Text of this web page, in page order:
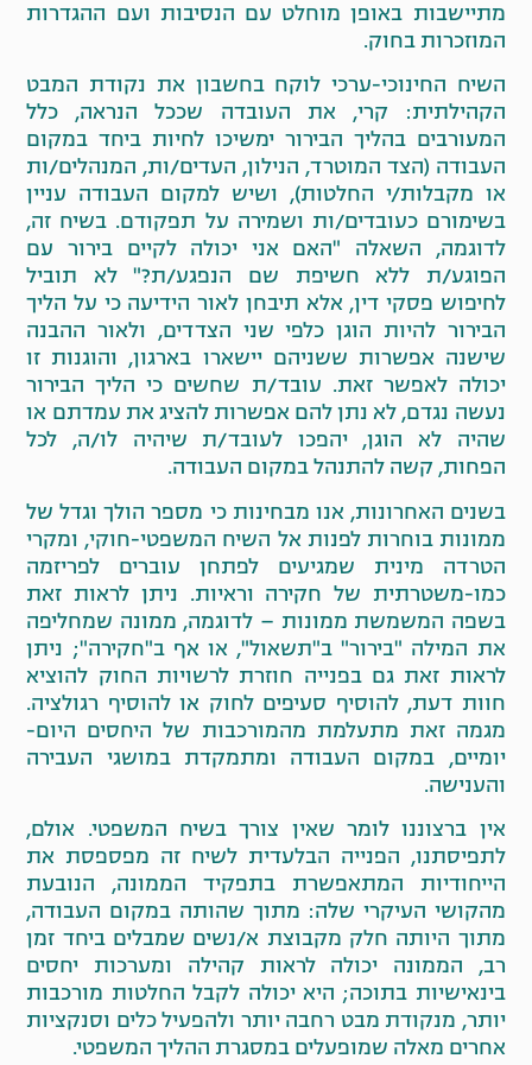
מתיישבות באופן מוחלט עם הנסיבות ועם ההגדרות
המוזכרות בחוק.
השיח החינוכי-ערכי לוקח בחשבון את נקודת המבט
הקהילתית: קרי, את העובדה שככל הנראה, כלל
המעורבים בהליך הבירור ימשיכו לחיות ביחד במקום
העבודה (הצד המוטרד, הנילון, העדים/ות, המנהלים/ות
או מקבלות/י החלטות), ושיש למקום העבודה עניין
בשימורם כעובדים/ות ושמירה על תפקודם. בשיח זה,
לדוגמה, השאלה "האם אני יכולה לקיים בירור עם
הפוגע/ת ללא חשיפת שם הנפגע/ת?" לא תוביל
לחיפוש פסקי דין, אלא תיבחן לאור הידיעה כי על הליך
הבירור להיות הוגן כלפי שני הצדדים, ולאור ההבנה
שישנה אפשרות ששניהם יישארו בארגון, והוגנות זו
יכולה לאפשר זאת. עובד/ת שחשים כי הליך הבירור
נעשה נגדם, לא נתן להם אפשרות להציג את עמדתם או
שהיה לא הוגן, יהפכו לעובד/ת שיהיה לו/ה, לכל
הפחות, קשה להתנהל במקום העבודה.
בשנים האחרונות, אנו מבחינות כי מספר הולך וגדל של
ממונות בוחרות לפנות אל השיח המשפטי-חוקי, ומקרי
הטרדה מינית שמגיעים לפתחן עוברים לפריזמה
כמו-משטרתית של חקירה וראיות. ניתן לראות זאת
בשפה המשמשת ממונות – לדוגמה, ממונה שמחליפה
את המילה "בירור" ב"תשאול", או אף ב"חקירה"; ניתן
לראות זאת גם בפנייה חוזרת לרשויות החוק להוציא
חוות דעת, להוסיף סעיפים לחוק או להוסיף רגולציה.
מגמה זאת מתעלמת מהמורכבות של היחסים היום-
יומיים, במקום העבודה ומתמקדת במושגי העבירה
והענישה.
אין ברצוננו לומר שאין צורך בשיח המשפטי. אולם,
לתפיסתנו, הפנייה הבלעדית לשיח זה מפספסת את
הייחודיות המתאפשרת בתפקיד הממונה, הנובעת
מהקושי העיקרי שלה: מתוך שהותה במקום העבודה,
מתוך היותה חלק מקבוצת א/נשים שמבלים ביחד זמן
רב, הממונה יכולה לראות קהילה ומערכות יחסים
בינאישיות בתוכה; היא יכולה לקבל החלטות מורכבות
יותר, מנקודת מבט רחבה יותר ולהפעיל כלים וסנקציות
אחרים מאלה שמופעלים במסגרת ההליך המשפטי.